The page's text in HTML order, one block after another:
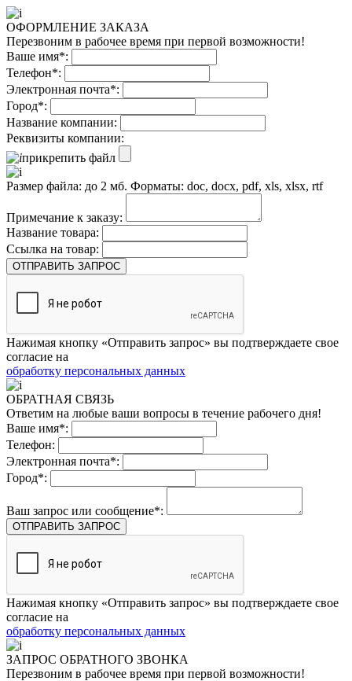
ОФОРМЛЕНИЕ ЗАКАЗА
Перезвоним в рабочее время при первой возможности!
Ваше имя*:
Телефон*:
Электронная почта*:
Город*:
Название компании:
Реквизиты компании:
прикрепить файл
Размер файла: до 2 мб. Форматы: doc, docx, pdf, xls, xlsx, rtf
Примечание к заказу:
Название товара:
Ссылка на товар:
ОТПРАВИТЬ ЗАПРОС
Нажимая кнопку «Отправить запрос» вы подтверждаете свое
согласие на
обработку персональных данных
ОБРАТНАЯ СВЯЗЬ
Ответим на любые ваши вопросы в течение рабочего дня!
Ваше имя*:
Телефон:
Электронная почта*:
Город*:
Ваш запрос или сообщение*:
ОТПРАВИТЬ ЗАПРОС
Нажимая кнопку «Отправить запрос» вы подтверждаете свое
согласие на
обработку персональных данных
ЗАПРОС ОБРАТНОГО ЗВОНКА
Перезвоним в рабочее время при первой возможности!